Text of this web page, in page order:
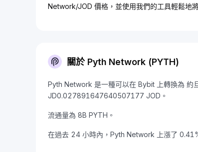
Network/JOD 價格，並使用我們的工具輕鬆地
關於 Pyth Network (PYTH)
Pyth Network 是一種可以在 Bybit 上轉換為 約
JD0.027891647640507177 JOD。
流通量為 8B PYTH。
在過去 24 小時內，Pyth Network 上漲了